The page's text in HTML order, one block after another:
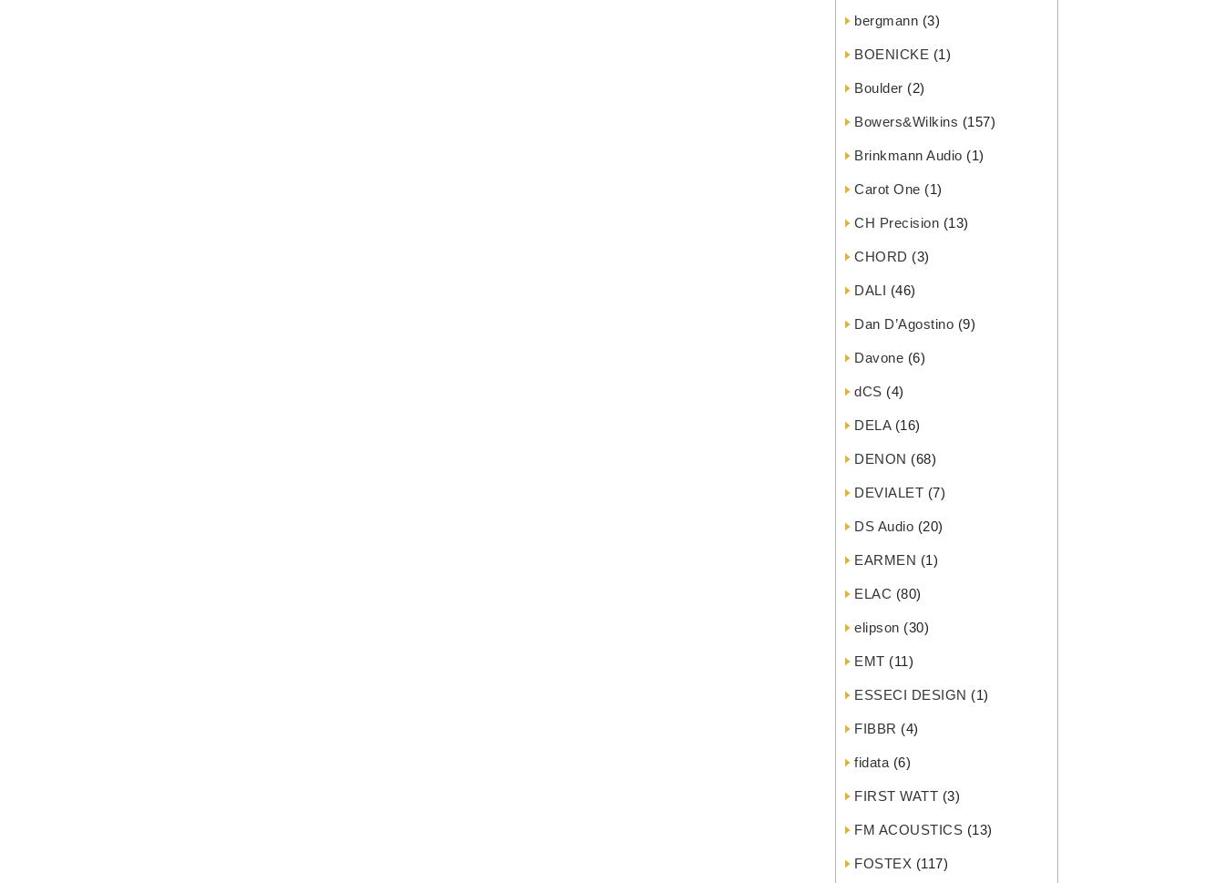
bergmann (3)
BOENICKE (1)
Boulder (2)
Bowers&Wilkins (157)
Brinkmann Audio (1)
Carot One (1)
CH Precision (13)
CHORD (3)
DALI (46)
Dan D’Agostino (9)
Davone (6)
dCS (4)
DELA(16)
DENON (68)
DEVIALET (7)
DS Audio (20)
EARMEN (1)
ELAC (80)
elipson (30)
EMT (11)
ESSECI DESIGN (1)
FIBBR (4)
fidata (6)
FIRST WATT (3)
FM ACOUSTICS (13)
FOSTEX (117)